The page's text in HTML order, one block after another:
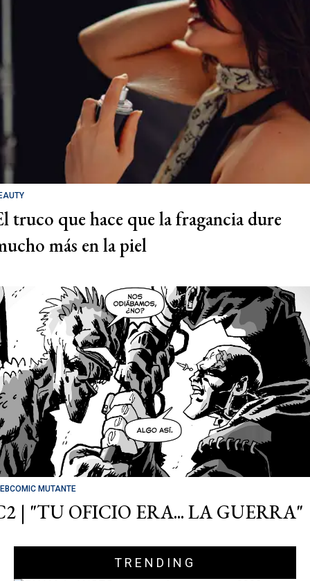
truco que hace que la fragancia dure
más en la piel
MUTANTE
| "TU OFICIO ERA... LA GUERRA"
TRENDING